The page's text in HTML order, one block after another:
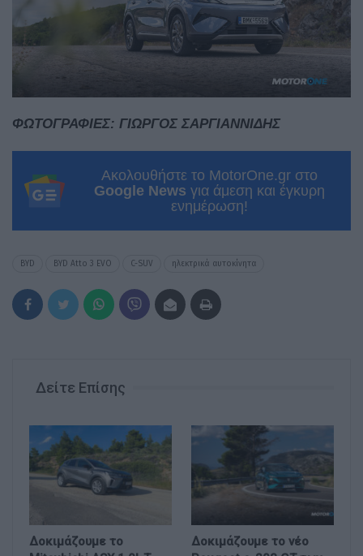
ΦΩΤΟΓΡΑΦΙΕΣ: ΓΙΩΡΓΟΣ ΣΑΡΓΙΑΝΝΙΔΗΣ
Ακολουθήστε το MotorOne.gr στο
Google News για άμεση και έγκυρη
ενημέρωση!
BYD BYD Atto 3 EVO C-SUV ηλεκτρικά αυτοκίνητα
Δείτε Επίσης
Δοκιμάζουμε το
Δοκιμάζουμε το νέο